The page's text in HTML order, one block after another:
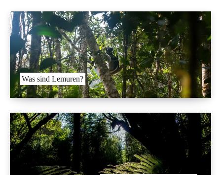
Was sind Lemuren?